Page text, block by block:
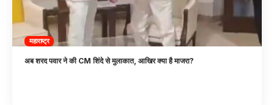
महाराष्ट्र
अब शरद पवार ने की CM शिंदे से मुलाकात, आखिर क्या है माजरा?